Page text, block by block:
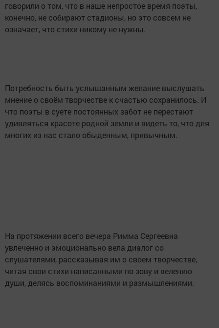
говорили о том, что в наше непростое время поэты,
конечно, не собирают стадионы, но это совсем не
означает, что стихи никому не нужны.
Потребность быть услышанным желание выслушать
мнение о своём творчестве к счастью сохранилось. И
что поэты в суете постоянных забот не перестают
удивляться красоте родной земли и видеть то, что для
многих из нас стало обыденным, привычным.
На протяжении всего вечера Римма Сергеевна
увлеченно и эмоционально вела диалог со
слушателями, рассказывая им о своем творчестве,
читая свои стихи написанными по зову и велению
души, делясь воспоминаниями и размышлениями.